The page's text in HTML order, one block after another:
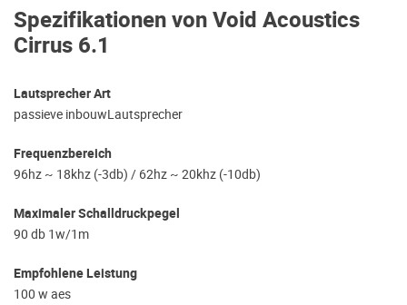
Spezifikationen von Void Acoustics
Cirrus 6.1
Lautsprecher Art
passieve inbouwLautsprecher
Frequenzbereich
96hz ~ 18khz (-3db) / 62hz ~ 20khz (-10db)
Maximaler Schalldruckpegel
90 db 1w/1m
Empfohlene Leistung
100 w aes